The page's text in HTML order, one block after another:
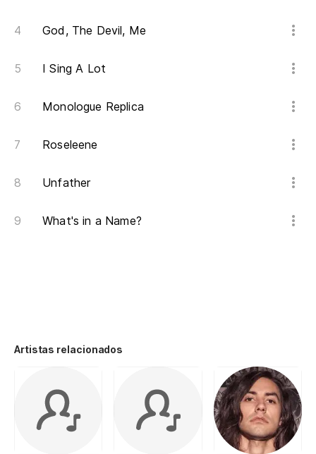
God, The Devil, Me
I Sing A Lot
Monologue Replica
Roseleene
Unfather
What's in a Name?
Artistas relacionados